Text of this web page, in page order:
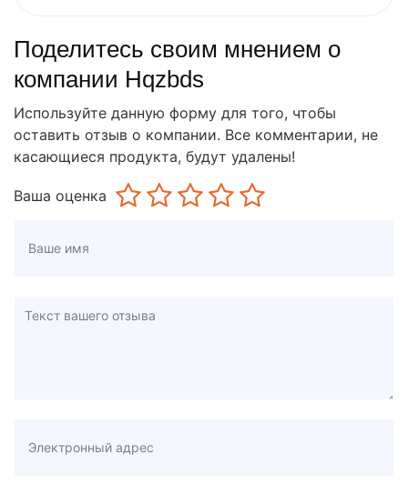
Поделитесь своим мнением о
компании Hqzbds
Используйте данную форму для того, чтобы
оставить отзыв о компании. Все комментарии, не
касающиеся продукта, будут удалены!
Ваша оценка